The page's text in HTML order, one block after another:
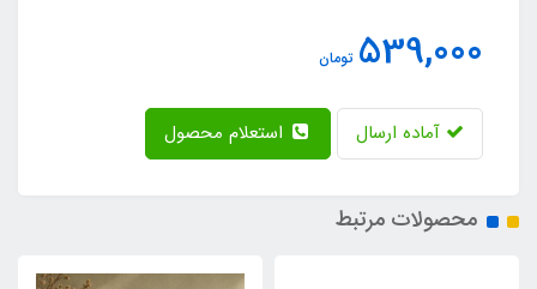
539,000 تومان
آماده ارسال
محصولات مرتبط